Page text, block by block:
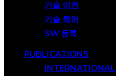
기술 이전
기술 특허
SW 등록
PUBLICATIONS